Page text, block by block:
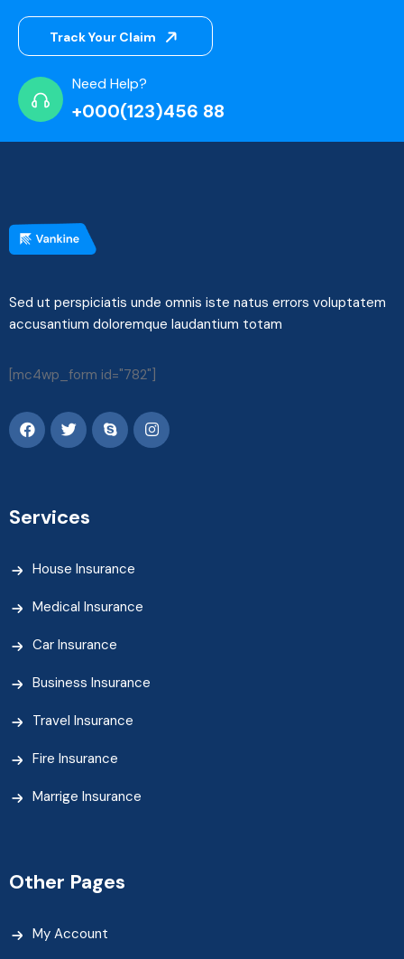
Track Your Claim
Need Help?
+000(123)456 88
Sed ut perspiciatis unde omnis iste natus errors voluptatem
accusantium doloremque laudantium totam
[mc4wp_form id="782"]
Services
House Insurance
Medical Insurance
Car Insurance
Business Insurance
Travel Insurance
Fire Insurance
Marrige Insurance
Other Pages
My Account